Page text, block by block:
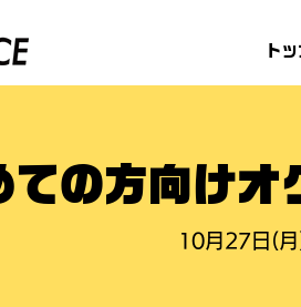
ト
ての方向けオ
10月27日(